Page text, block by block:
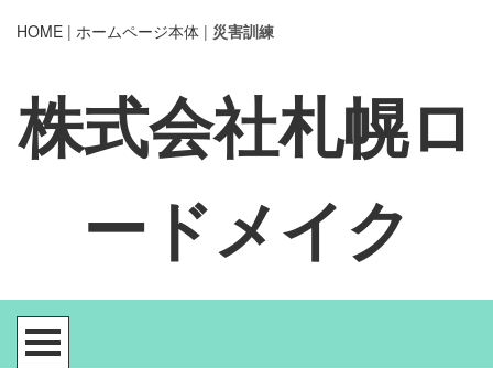
HOME | ホームページ本体 | 災害訓練
株式会社札幌ロ
ードメイク